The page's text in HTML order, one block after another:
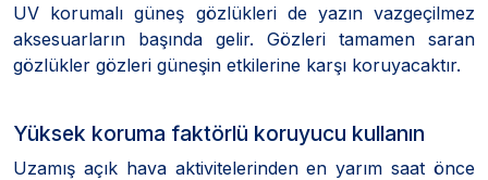
UV korumalı güneş gözlükleri de yazın vazgeçilmez
aksesuarların başında gelir. Gözleri tamamen saran
gözlükler gözleri güneşin etkilerine karşı koruyacaktır.
Yüksek koruma faktörlü koruyucu kullanın
Uzamış açık hava aktivitelerinden en yarım saat önce